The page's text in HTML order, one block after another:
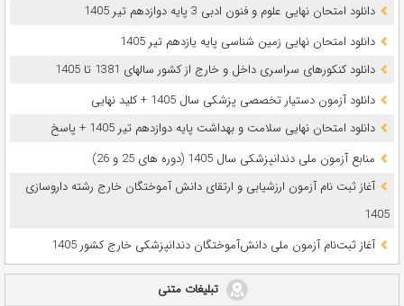
دانلود امتحان نهایی علوم و فنون ادبی 3 پایه دوازدهم تیر 1405
دانلود امتحان نهایی زمین شناسی پایه یازدهم تیر 1405
دانلود کنکورهای سراسری داخل و خارج از کشور سالهای 1381 تا 1405
دانلود آزمون دستیار تخصصی پزشکی سال 1405 + کلید نهایی
دانلود امتحان نهایی سلامت و بهداشت پایه دوازدهم تیر 1405 + پاسخ
ﻣﻨﺎﺑﻊ آزﻣﻮن ﻣﻠﯽ دندانپزشکی سال 1405 (دوره های 25 و 26)
آغاز ثبت نام آزمون‌ ارزشیابی و ارتقای دانش آموختگان خارج رشته داروسازی
1405
آغاز ثبت‌نام آزمون ملی دانش‌آموختگان دندانپزشکی خارج کشور 1405
تبلیغات متنی